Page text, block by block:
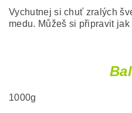
Vychutnej si chuť zralých
medu. Můžeš si připravit
1000g